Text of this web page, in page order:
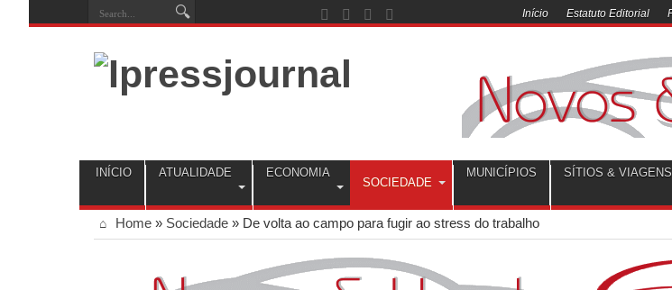
Início Estatuto Editorial
INÍCIO ATUALIDADE ECONOMIA
SOCIEDADE
MUNICÍPIOS SÍTIOS & VIAGENS
Home » Sociedade » De volta ao campo para fugir ao stress do trabalho